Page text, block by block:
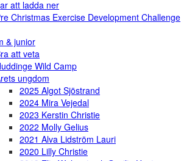
att ladda ner
Christmas Exercise Development Challenge
& junior
att veta
Wild Camp
ungdom
2025 Algot Sjöstrand
2024 Mira Vejedal
2023 Kerstin Christie
2022 Molly Gelius
2021 Alva Lidström Lauri
2020 Lilly Christie